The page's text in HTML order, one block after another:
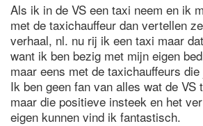
Als ik in de VS een taxi neem en ik
met de taxichauffeur dan vertellen
verhaal, nl. nu rij ik een taxi maar
want ik ben bezig met mijn eigen
maar eens met de taxichauffeurs
Ik ben geen fan van alles wat de VS
maar die positieve insteek en het
eigen kunnen vind ik fantastisch.